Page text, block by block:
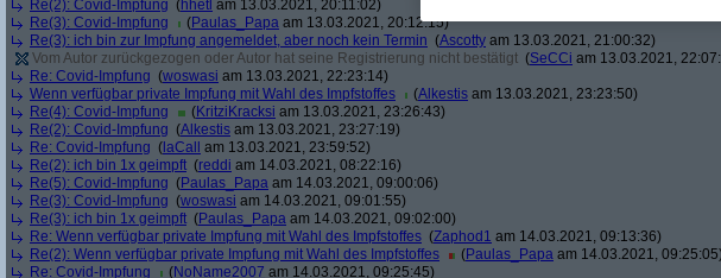
Re(2): Covid-Impfung (hhetl am 13.03.2021, 20:11:02)
Re(3): Covid-Impfung
(Paulas_Papa am 13.03.2021, 20:12:15)
Re(3): ich bin zur Impfung angemeldet, aber noch kein Termin (Ascotty am 13.03.2021, 21:00:32)
Vom Autor zurückgezogen oder Autor hat seine Registrierung nicht bestätigt (SeCCi am 13.03.2021,
Re: Covid-Impfung (woswasi am 13.03.2021, 22:23:14)
Wenn verfügbar private Impfung mit Wahl des Impfstoffes
(Alkestis am 13.03.2021, 23:23:50)
Re(4): Covid-Impfung
(KritziKracksi am 13.03.2021, 23:26:43)
Re(2): Covid-Impfung (Alkestis am 13.03.2021, 23:27:19)
Re: Covid-Impfung ( laCall
am 13.03.2021, 23:59:52)
Re(2): ich bin 1x geimpft (reddi am 14.03.2021, 08:22:16)
Re(5): Covid-Impfung (Paulas_Papa am 14.03.2021, 09:00:06)
Re(3): Covid-Impfung (woswasi am 14.03.2021, 09:01:55)
Re(3): ich bin 1x geimpft (Paulas_Papa am 14.03.2021, 09:02:00)
Re: Wenn verfügbar private Impfung mit Wahl des Impfstoffes (Zaphod1 am 14.03.2021, 09:13:36)
Re(2): Wenn verfügbar private Impfung mit Wahl des Impfstoffes
(Paulas_Papa am 14.03.2021, 09:25:05)
Re: Covid-Impfung
(NoName2007 am 14.03.2021, 09:25:45)